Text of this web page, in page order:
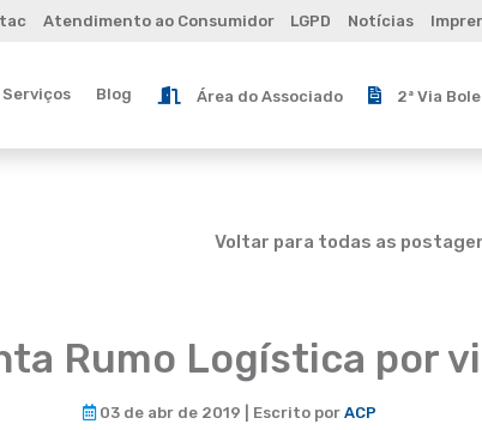
Atendimento ao Consumidor LGPD Notícias
Blog Área do Associado 2ª Via
Voltar para todas as
Rumo Logística por
03 de abr de 2019 | Escrito por ACP